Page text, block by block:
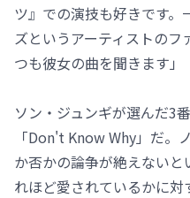
ツ』での演技も好きです。
ズというアーティストのフ
つも彼女の曲を聞きます」
ソン・ジュンギが選んだ3
「Don't Know Why」だ。
か否かの論争が絶えない
れほど愛されているかに